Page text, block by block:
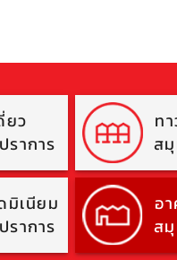
ยว
ราการ
ท
ส
มิเนียม
ราการ
อ
ส